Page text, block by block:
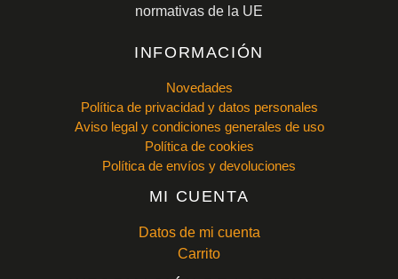
normativas de la UE
INFORMACIÓN
Novedades
Política de privacidad y datos personales
Aviso legal y condiciones generales de uso
Política de cookies
Política de envíos y devoluciones
MI CUENTA
Datos de mi cuenta
Carrito